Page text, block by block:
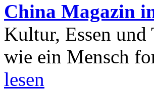
China Magazin
Kultur, Essen
wie ein Mensch
lesen